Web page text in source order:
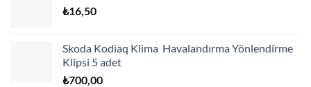
₺16,50
Skoda Kodiaq Klima Havalandırma Yönlendirme
Klipsi 5 adet
₺700,00